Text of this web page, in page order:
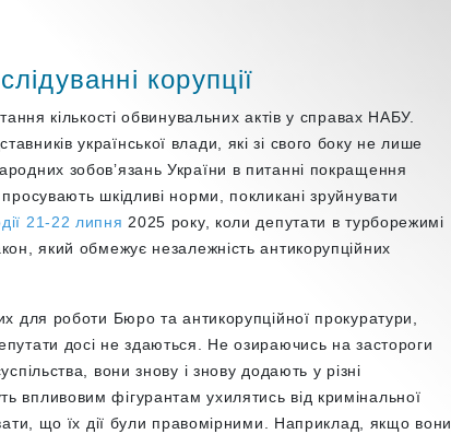
корупції
кількості обвинувальних актів у справах НАБУ.
української влади, які зі свого боку не лише
зобовʼязань України в питанні покращення
шкідливі норми, покликані зруйнувати
21-22 липня 2025 року, коли депутати в турборежимі
який обмежує незалежність антикорупційних
для роботи Бюро та антикорупційної прокуратури,
досі не здаються. Не озираючись на застороги
вони знову і знову додають у різні
впливовим фігурантам ухилятись від кримінальної
що їх дії були правомірними. Наприклад, якщо вони